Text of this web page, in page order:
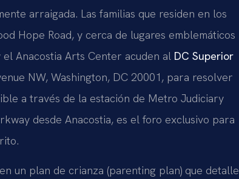
arraigada. Las familias que residen en los
Hope Road, y cerca de lugares emblemáticos
Anacostia Arts Center acuden al DC Superior
NW, Washington, DC 20001, para resolver
a través de la estación de Metro Judiciary
desde Anacostia, es el foro exclusivo para
un plan de crianza (parenting plan) que detalle